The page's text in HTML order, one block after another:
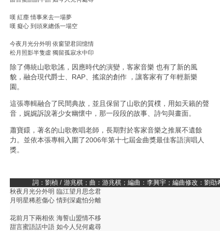
嘆 紅塵 情事來去一場夢
嘆 癡心 到頭來總係一場空
今夜月光分外明 依窗望君回憶情
松月照影半隻虛 獨留孤寂水中印
除了傳統山歌歌謠，因應時代的演變，客家音樂 也有了新的風
貌，融合現代爵士、RAP、搖滾的創作 ，讓客家有了年輕新樂
園。
這張專輯融合了民間典故，並且保留了山歌的質樸，用如天籟的聲
音，娓娓訴說著少女幽懷中，那一段段的故事、詩句與畫面。
蕭寶鐶，著名的山歌教唱老師，長期對於客家音樂之推展不遺餘
力。並依本張專輯入圍了2006年第十七屆金曲獎最佳客語演唱人
獎。
詞：劉楨 / 游兆棋；曲：游兆棋；編曲：李興宇；編曲修改：劉劭
秋夜月光分外明 臨江望月思念君
月明星稀惹傷心 情到深處怕分離
花前月下兩相依 海誓山盟情不移
甜言蜜語話中語 如今人兒何處尋